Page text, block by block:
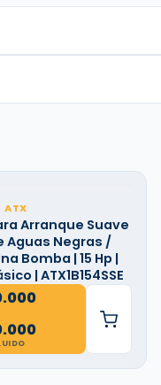
ATX
Arranque Suave
Aguas Negras /
Bomba | 15 Hp |
| ATX1B154SSE